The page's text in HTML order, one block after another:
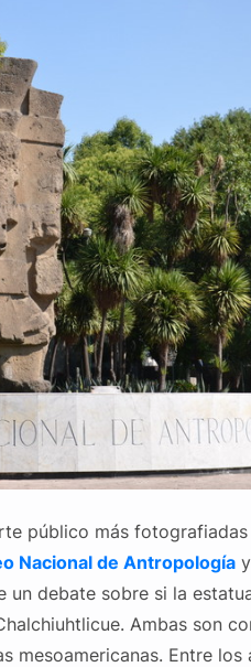
público más
Nacional de Antropologíay
un debate sobre si la
Ambas son
mesoamericanas. Entre los